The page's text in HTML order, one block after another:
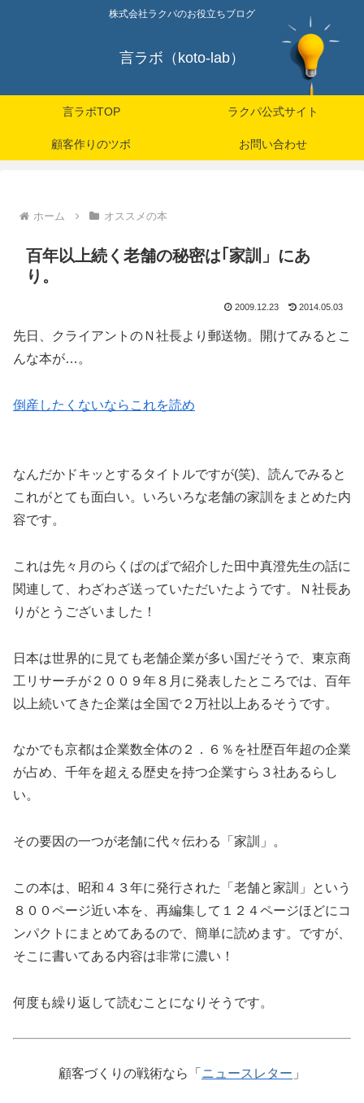
株式会社ラクパのお役立ちブログ
言ラボ（koto-lab）
言ラボTOP ラクパ公式サイト
顧客作りのツボ お問い合わせ
ホーム オススメの本
百年以上続く老舗の秘密は｢家訓」にあ
り。
2009.12.23 2014.05.03
先日、クライアントのＮ社長より郵送物。開けてみるとこ
んな本が…。
倒産したくないならこれを読め
なんだかドキッとするタイトルですが(笑)、読んでみると
これがとても面白い。いろいろな老舗の家訓をまとめた内
容です。
これは先々月のらくぱのぱで紹介した田中真澄先生の話に
関連して、わざわざ送っていただいたようです。Ｎ社長あ
りがとうございました！
日本は世界的に見ても老舗企業が多い国だそうで、東京商
工リサーチが２００９年８月に発表したところでは、百年
以上続いてきた企業は全国で２万社以上あるそうです。
なかでも京都は企業数全体の２．６％を社歴百年超の企業
が占め、千年を超える歴史を持つ企業すら３社あるらし
い。
その要因の一つが老舗に代々伝わる「家訓」。
この本は、昭和４３年に発行された「老舗と家訓」という
８００ページ近い本を、再編集して１２４ページほどにコ
ンパクトにまとめてあるので、簡単に読めます。ですが、
そこに書いてある内容は非常に濃い！
何度も繰り返して読むことになりそうです。
顧客づくりの戦術なら「 ニュースレター 」